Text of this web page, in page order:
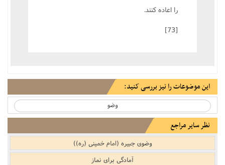
را اعاده کنند.
[73]
این موضوعات را نیز بررسی کنید:
وضو
نظر سایر مراجع
وضوی جبیره (امام خمینی (ره))
آمادگى براى نماز